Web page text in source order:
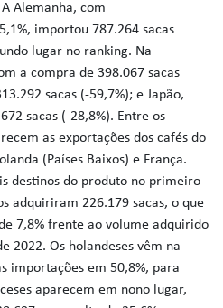
Alemanha, com
importou 787.264 sacas
lugar no ranking. Na
a compra de 398.067 sacas
sacas (-59,7%); e Japão,
sacas (-28,8%). Entre os
as exportações dos cafés do
(Países Baixos) e França.
destinos do produto no primeiro
adquiriram 226.179 sacas, o que
7,8% frente ao volume adquirido
2022. Os holandeses vêm na
importações em 50,8%, para
aparecem em nono lugar,